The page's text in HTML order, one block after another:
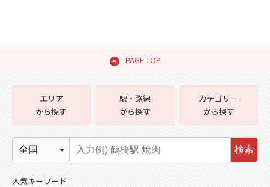
PAGE TOP
エリア
から探す
駅・路線
から探す
カテゴリー
から探す
検索
人気キーワード